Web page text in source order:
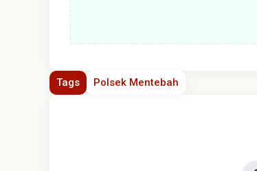
Tags Polsek Mentebah